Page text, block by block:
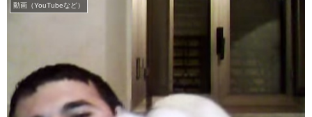
動画（YouTubeなど）